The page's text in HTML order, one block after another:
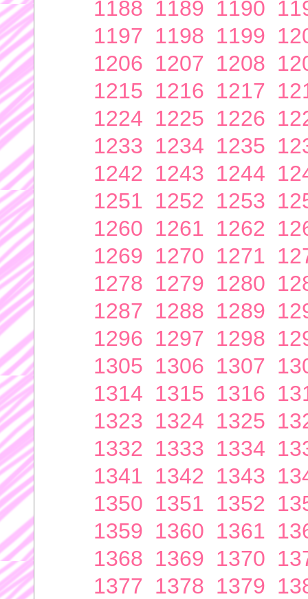
1188 1189 1190
1197 1198 1199
1206 1207 1208
1215 1216 1217
1224 1225 1226
1233 1234 1235
1242 1243 1244
1251 1252 1253
1260 1261 1262
1269 1270 1271
1278 1279 1280
1287 1288 1289
1296 1297 1298
1305 1306 1307
1314 1315 1316
1323 1324 1325
1332 1333 1334
1341 1342 1343
1350 1351 1352
1359 1360 1361
1368 1369 1370
1377 1378 1379